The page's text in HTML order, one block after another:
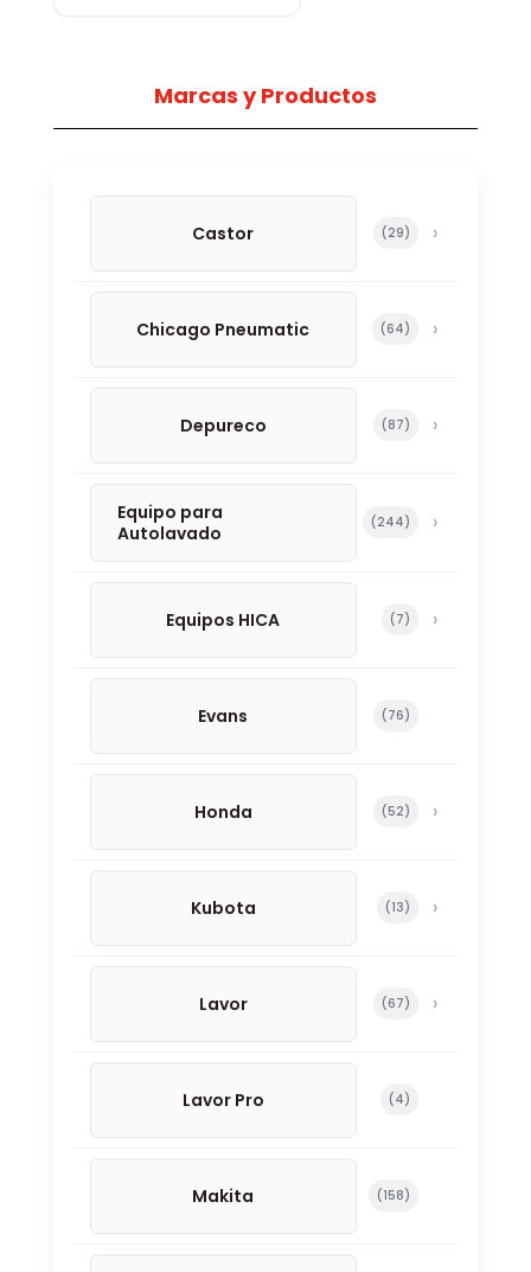
Marcas y Productos
Castor 2929 productos
Chicago Pneumatic 6464 productos
Depureco 8787 productos
Equipo para
Autolavado
244244 productos
Equipos HICA 77 productos
Evans 7676 productos
Honda 5252 productos
Kubota 1313 productos
Lavor 6767 productos
Lavor Pro 44 productos
Makita 158158 productos